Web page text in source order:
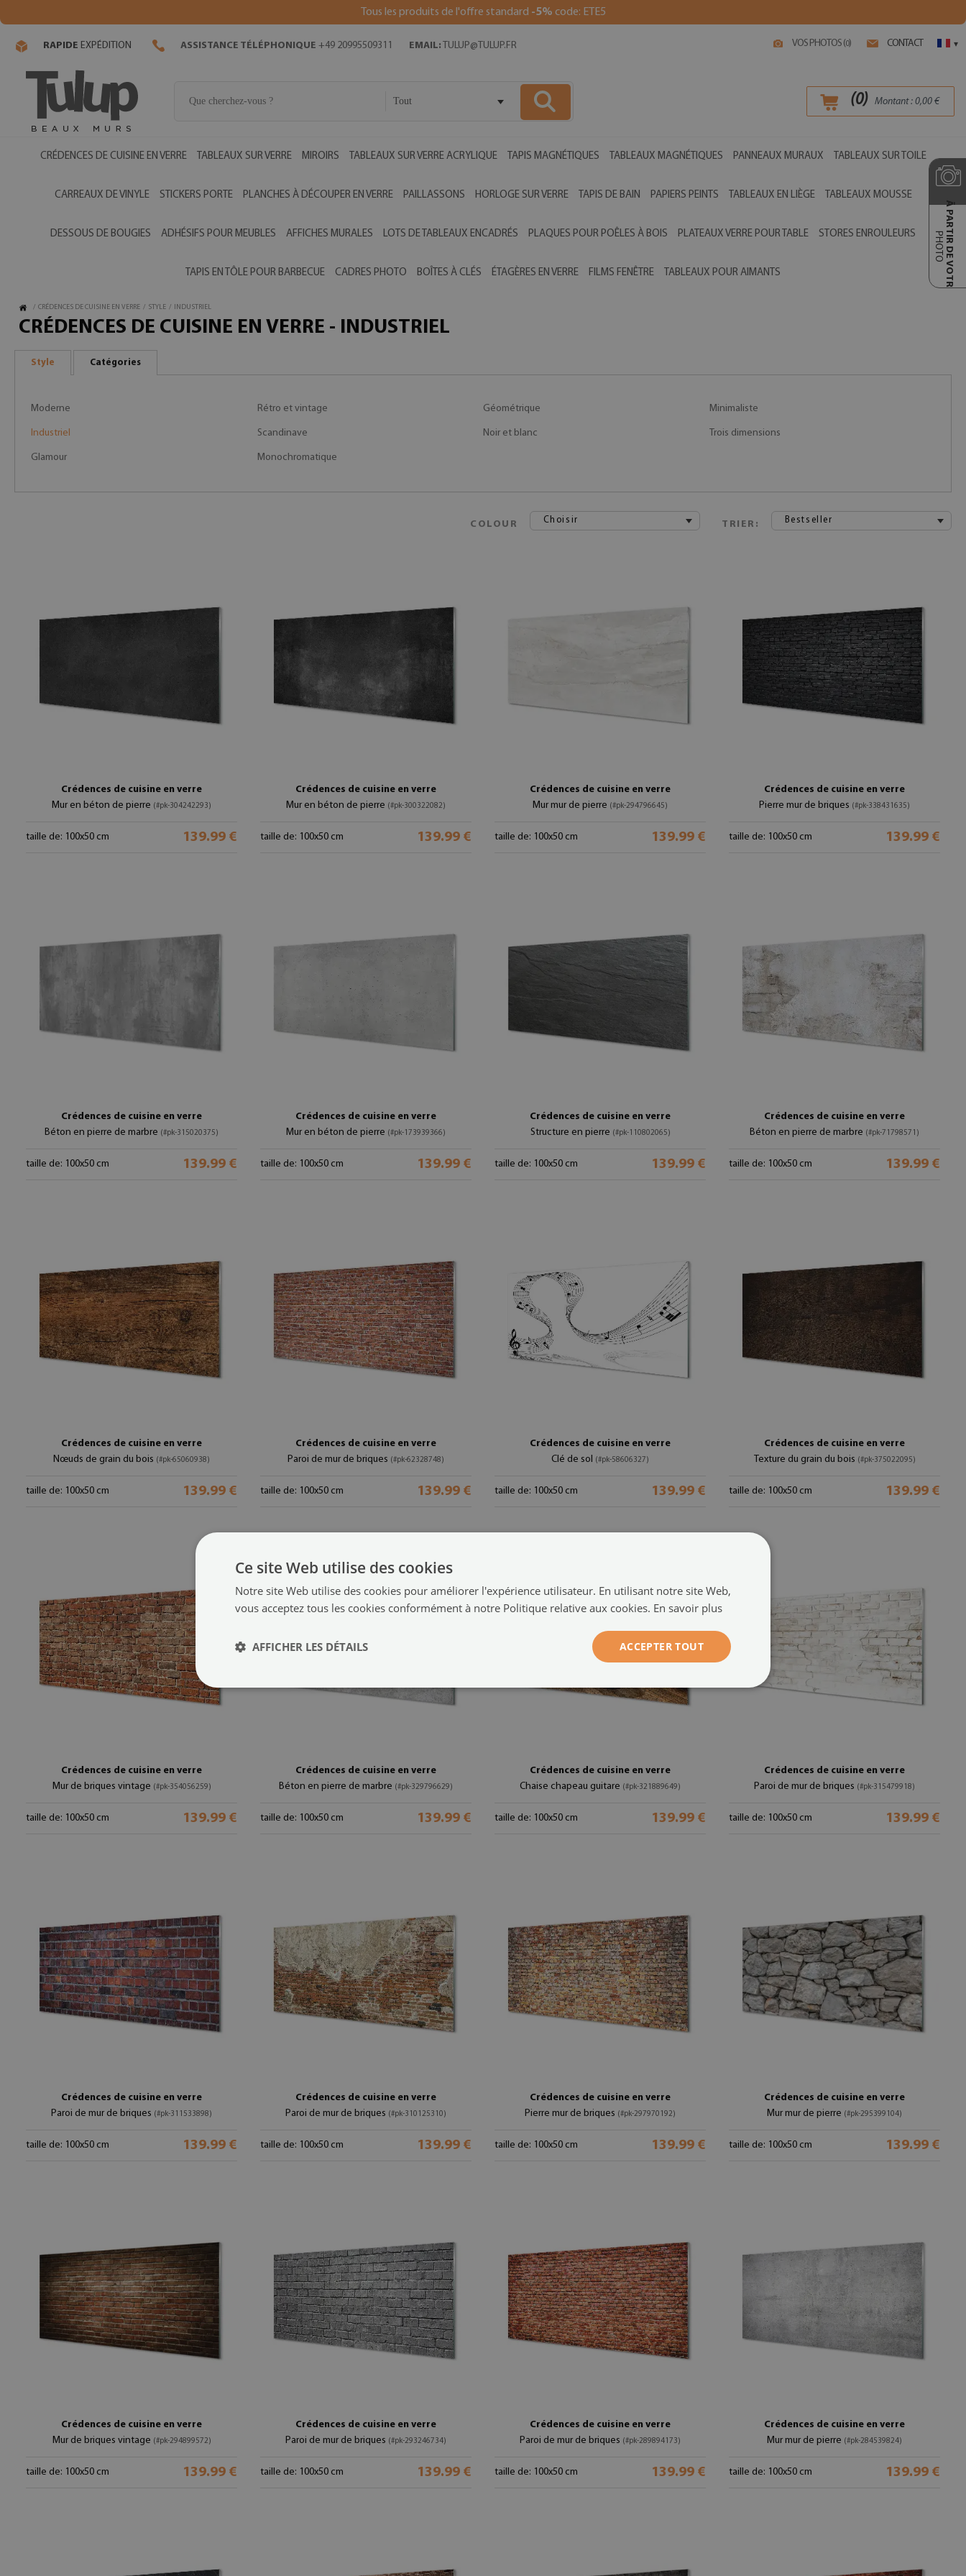
Tous les produits de l'offre standard -5% code: ETE5
VOS PHOTOS (0) CONTACT ▾
RAPIDE EXPÉDITION ASSISTANCE TÉLÉPHONIQUE +49 20995509311 EMAIL: TULUP@TULUP.FR
Tout (0) Montant : 0,00 €
CRÉDENCES DE CUISINE EN VERRE TABLEAUX SUR VERRE MIROIRS TABLEAUX SUR VERRE ACRYLIQUE TAPIS MAGNÉTIQUES TABLEAUX MAGNÉTIQUES PANNEAUX MURAUX TABLEAUX SUR TOILE
CARREAUX DE VINYLE STICKERS PORTE PLANCHES À DÉCOUPER EN VERRE PAILLASSONS HORLOGE SUR VERRE TAPIS DE BAIN PAPIERS PEINTS TABLEAUX EN LIÈGE TABLEAUX MOUSSE
DESSOUS DE BOUGIES ADHÉSIFS POUR MEUBLES AFFICHES MURALES LOTS DE TABLEAUX ENCADRÉS PLAQUES POUR POÊLES À BOIS PLATEAUX VERRE POUR TABLE STORES ENROULEURS
TAPIS EN TÔLE POUR BARBECUE CADRES PHOTO BOÎTES À CLÉS ÉTAGÈRES EN VERRE FILMS FENÊTRE TABLEAUX POUR AIMANTS Ā PARTIR DE VOTRE
PHOTO
/ CRÉDENCES DE CUISINE EN VERRE / STYLE / INDUSTRIEL
CRÉDENCES DE CUISINE EN VERRE - INDUSTRIEL
Style Catégories
Moderne Rétro et vintage Géométrique Minimaliste
Industriel Scandinave Noir et blanc Trois dimensions
Glamour Monochromatique
COLOUR Choisir TRIER: Bestseller
Crédences de cuisine en verre
Mur en béton de pierre (#pk-304242293)
taille de: 100x50 cm 139.99 €
Crédences de cuisine en verre
Mur en béton de pierre (#pk-300322082)
taille de: 100x50 cm 139.99 €
Crédences de cuisine en verre
Mur mur de pierre (#pk-294796645)
taille de: 100x50 cm 139.99 €
Crédences de cuisine en verre
Pierre mur de briques (#pk-338431635)
taille de: 100x50 cm 139.99 €
Crédences de cuisine en verre
Béton en pierre de marbre (#pk-315020375)
taille de: 100x50 cm 139.99 €
Crédences de cuisine en verre
Mur en béton de pierre (#pk-173939366)
taille de: 100x50 cm 139.99 €
Crédences de cuisine en verre
Structure en pierre (#pk-110802065)
taille de: 100x50 cm 139.99 €
Crédences de cuisine en verre
Béton en pierre de marbre (#pk-71798571)
taille de: 100x50 cm 139.99 €
Crédences de cuisine en verre
Nœuds de grain du bois (#pk-65060938)
taille de: 100x50 cm 139.99 €
Crédences de cuisine en verre
Paroi de mur de briques (#pk-62328748)
taille de: 100x50 cm 139.99 €
Crédences de cuisine en verre
Clé de sol (#pk-58606327)
taille de: 100x50 cm 139.99 €
Crédences de cuisine en verre
Texture du grain du bois (#pk-375022095)
taille de: 100x50 cm 139.99 €
Crédences de cuisine en verre
Mur de briques vintage (#pk-354056259)
taille de: 100x50 cm 139.99 €
Crédences de cuisine en verre
Béton en pierre de marbre (#pk-329796629)
taille de: 100x50 cm 139.99 €
Crédences de cuisine en verre
Chaise chapeau guitare (#pk-321889649)
taille de: 100x50 cm 139.99 €
Crédences de cuisine en verre
Paroi de mur de briques (#pk-315479918)
taille de: 100x50 cm 139.99 €
Crédences de cuisine en verre
Paroi de mur de briques (#pk-311533898)
taille de: 100x50 cm 139.99 €
Crédences de cuisine en verre
Paroi de mur de briques (#pk-310125310)
taille de: 100x50 cm 139.99 €
Crédences de cuisine en verre
Pierre mur de briques (#pk-297970192)
taille de: 100x50 cm 139.99 €
Crédences de cuisine en verre
Mur mur de pierre (#pk-295399104)
taille de: 100x50 cm 139.99 €
Crédences de cuisine en verre
Mur de briques vintage (#pk-294899572)
taille de: 100x50 cm 139.99 €
Crédences de cuisine en verre
Paroi de mur de briques (#pk-293246734)
taille de: 100x50 cm 139.99 €
Crédences de cuisine en verre
Paroi de mur de briques (#pk-289894173)
taille de: 100x50 cm 139.99 €
Crédences de cuisine en verre
Mur mur de pierre (#pk-284539824)
taille de: 100x50 cm 139.99 €
Ce site Web utilise des cookies
Notre site Web utilise des cookies pour améliorer l'expérience utilisateur. En utilisant notre site Web,
vous acceptez tous les cookies conformément à notre Politique relative aux cookies. En savoir plus
ACCEPTER TOUT
AFFICHER LES DÉTAILS